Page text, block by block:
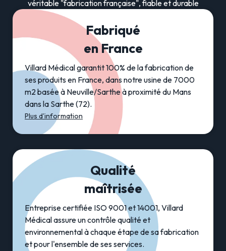
véritable "fabrication française", fiable et durable
Fabriqué
en France
Villard Médical garantit 100% de la fabrication de
ses produits en France, dans notre usine de 7000
m2 basée à Neuville/Sarthe à proximité du Mans
dans la Sarthe (72).
Plus d'information
Qualité
maîtrisée
Entreprise certifiée ISO 9001 et 14001, Villard
Médical assure un contrôle qualité et
environnemental à chaque étape de sa fabrication
et pour l'ensemble de ses services.